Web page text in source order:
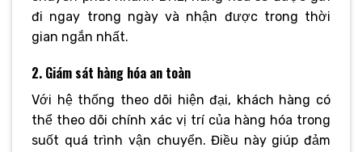
đi ngay trong ngày và nhận được trong thời
gian ngắn nhất.
2. Giám sát hàng hóa an toàn
Với hệ thống theo dõi hiện đại, khách hàng có
thể theo dõi chính xác vị trí của hàng hóa trong
suốt quá trình vận chuyển. Điều này giúp đảm